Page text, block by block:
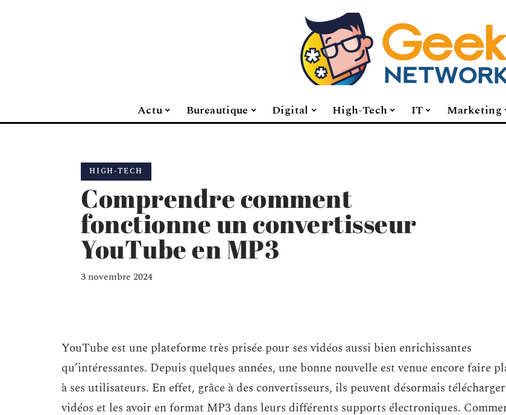
Actu Bureautique Digital High-Tech IT Marketing
HIGH-TECH
Comprendre comment
fonctionne un convertisseur
YouTube en MP3
3 novembre 2024
YouTube est une plateforme très prisée pour ses vidéos aussi bien enrichissantes
qu’intéressantes. Depuis quelques années, une bonne nouvelle est venue encore faire
à ses utilisateurs. En effet, grâce à des convertisseurs, ils peuvent désormais télécharger
vidéos et les avoir en format MP3 dans leurs différents supports électroniques.